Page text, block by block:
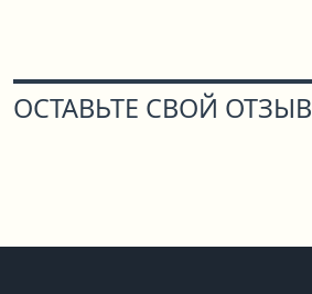
ОСТАВЬТЕ СВОЙ ОТЗЫВ